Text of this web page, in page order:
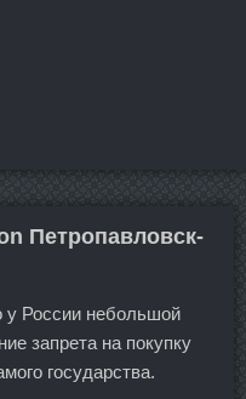
Петропавловск-
у России небольшой
запрета на покупку
государства.